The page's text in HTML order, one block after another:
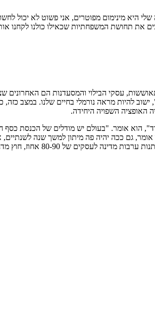
היא מינימום מפוטרים, אני פשוט לא יכול
את תחושת המשפחתיות שכאילו כולנו לקחנו
עסקי הבילוי והמסעדנות הם האחרונים
להיות מראה נורמלי בחיים שלנו. במצב
האופציה השפויה היחידה.
הוא אומר. "בעולם יש מודלים של הכנסת כסף
גם ככה יהיה פה מיתון למשך שנה לשנתיים,